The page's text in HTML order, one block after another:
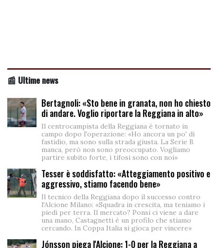
📰 Ultime news
Bertagnoli: «Sto bene in granata, non ho chiesto
di andare. Voglio riportare la Reggiana in alto»
Il centrocampista della Reggiana è tornato in
campo dopo l'operazione: «Ho ancora un po' di
fastidio, ma sono sulla strada giusta. La Serie B
manca, però non sono preoccupato. Vogliamo
partire subito forte, i tifosi sono con noi»
Tesser è soddisfatto: «Atteggiamento positivo e
aggressivo, stiamo facendo bene»
Il tecnico della Reggiana dopo il successo contro
l'Alcione Milano: «Squadra in crescita, ma teniamo i
piedi per terra. Il mercato? Ponsi ci viene a dare
una mano, Castagnetti è un profilo che stiamo
cercando. In Coppa Italia si gioca per vincere»
Jónsson piega l'Alcione: 1-0 per la Reggiana a